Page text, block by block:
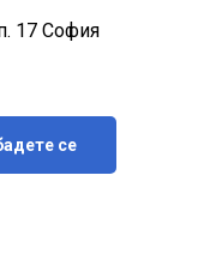
17 София
се